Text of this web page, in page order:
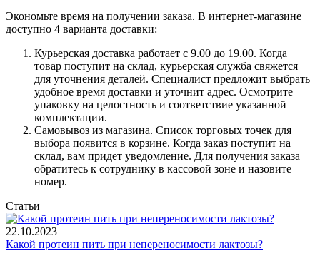
Экономьте время на получении заказа. В интернет-магазине
доступно 4 варианта доставки:
Курьерская доставка работает с 9.00 до 19.00. Когда
товар поступит на склад, курьерская служба свяжется
для уточнения деталей. Специалист предложит выбрать
удобное время доставки и уточнит адрес. Осмотрите
упаковку на целостность и соответствие указанной
комплектации.
Самовывоз из магазина. Список торговых точек для
выбора появится в корзине. Когда заказ поступит на
склад, вам придет уведомление. Для получения заказа
обратитесь к сотруднику в кассовой зоне и назовите
номер.
Статьи
22.10.2023
Какой протеин пить при непереносимости лактозы?